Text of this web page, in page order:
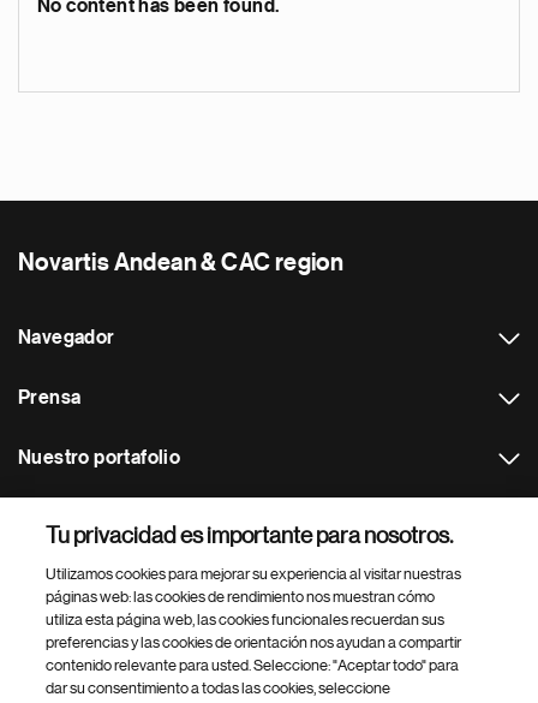
No content has been found.
Novartis Andean & CAC region
Navegador
Prensa
Nuestro portafolio
Footer Site Search
Tu privacidad es importante para nosotros.
Utilizamos cookies para mejorar su experiencia al visitar nuestras
páginas web: las cookies de rendimiento nos muestran cómo
utiliza esta página web, las cookies funcionales recuerdan sus
preferencias y las cookies de orientación nos ayudan a compartir
contenido relevante para usted. Seleccione: "Aceptar todo" para
dar su consentimiento a todas las cookies, seleccione